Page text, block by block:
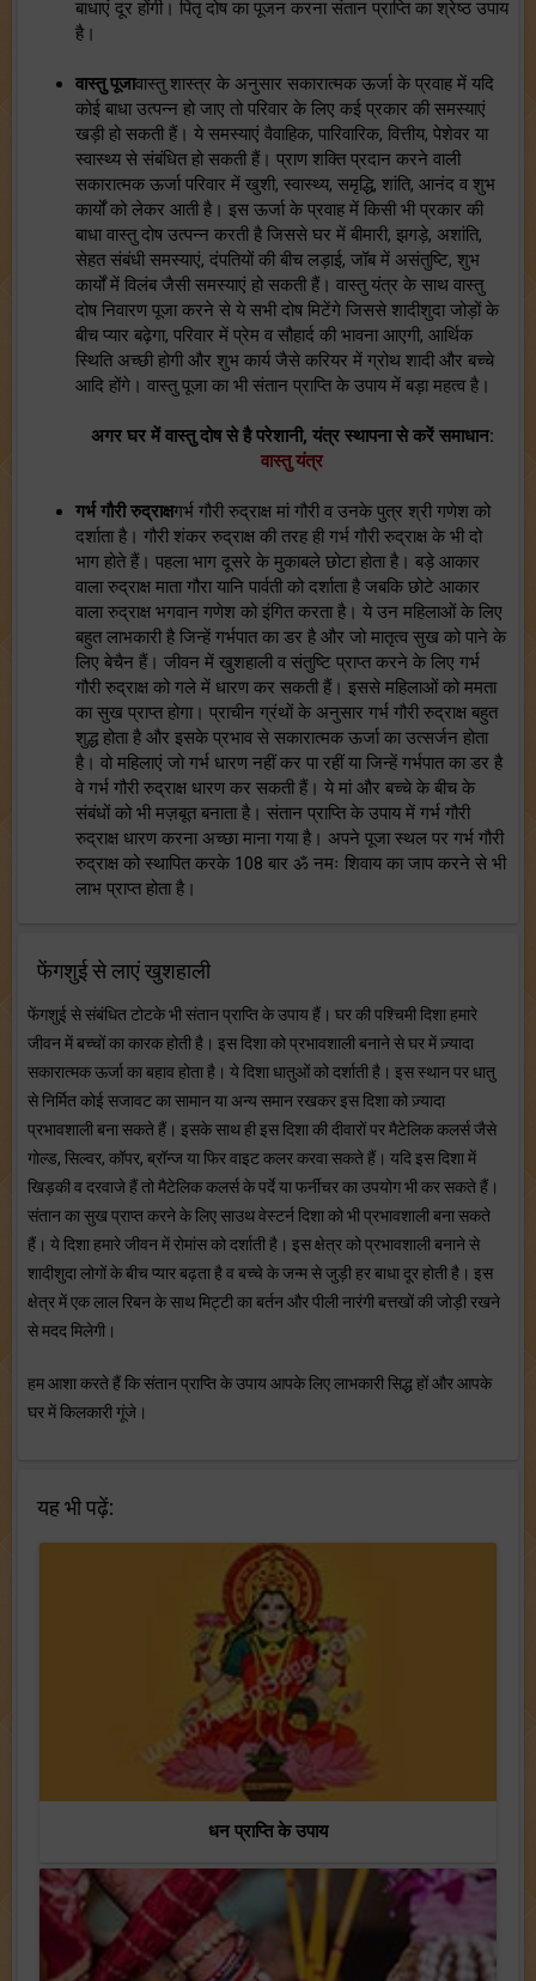
बाधाएं दूर होंगी। पितृ दोष का पूजन करना संतान प्राप्ति का श्रेष्ठ उपाय
है।
वास्तु पूजावास्तु शास्त्र के अनुसार सकारात्मक ऊर्जा के प्रवाह में यदि
कोई बाधा उत्पन्न हो जाए तो परिवार के लिए कई प्रकार की समस्याएं
खड़ी हो सकती हैं। ये समस्याएं वैवाहिक, पारिवारिक, वित्तीय, पेशेवर या
स्वास्थ्य से संबंधित हो सकती हैं। प्राण शक्ति प्रदान करने वाली
सकारात्मक ऊर्जा परिवार में खुशी, स्वास्थ्य, समृद्धि, शांति, आनंद व शुभ
कार्यों को लेकर आती है। इस ऊर्जा के प्रवाह में किसी भी प्रकार की
बाधा वास्तु दोष उत्पन्न करती है जिससे घर में बीमारी, झगड़े, अशांति,
सेहत संबंधी समस्याएं, दंपतियों की बीच लड़ाई, जॉब में असंतुष्टि, शुभ
कार्यों में विलंब जैसी समस्याएं हो सकती हैं। वास्तु यंत्र के साथ वास्तु
दोष निवारण पूजा करने से ये सभी दोष मिटेंगे जिससे शादीशुदा जोड़ों के
बीच प्यार बढ़ेगा, परिवार में प्रेम व सौहार्द की भावना आएगी, आर्थिक
स्थिति अच्छी होगी और शुभ कार्य जैसे करियर में ग्रोथ शादी और बच्चे
आदि होंगे। वास्तु पूजा का भी संतान प्राप्ति के उपाय में बड़ा महत्व है।
अगर घर में वास्तु दोष से है परेशानी, यंत्र स्थापना से करें समाधान:
वास्तु यंत्र
गर्भ गौरी रुद्राक्षगर्भ गौरी रुद्राक्ष मां गौरी व उनके पुत्र श्री गणेश को
दर्शाता है। गौरी शंकर रुद्राक्ष की तरह ही गर्भ गौरी रुद्राक्ष के भी दो
भाग होते हैं। पहला भाग दूसरे के मुकाबले छोटा होता है। बड़े आकार
वाला रुद्राक्ष माता गौरा यानि पार्वती को दर्शाता है जबकि छोटे आकार
वाला रुद्राक्ष भगवान गणेश को इंगित करता है। ये उन महिलाओं के लिए
बहुत लाभकारी है जिन्हें गर्भपात का डर है और जो मातृत्व सुख को पाने के
लिए बेचैन हैं। जीवन में खुशहाली व संतुष्टि प्राप्त करने के लिए गर्भ
गौरी रुद्राक्ष को गले में धारण कर सकती हैं। इससे महिलाओं को ममता
का सुख प्राप्त होगा। प्राचीन ग्रंथों के अनुसार गर्भ गौरी रुद्राक्ष बहुत
शुद्ध होता है और इसके प्रभाव से सकारात्मक ऊर्जा का उत्सर्जन होता
है। वो महिलाएं जो गर्भ धारण नहीं कर पा रहीं या जिन्हें गर्भपात का डर है
वे गर्भ गौरी रुद्राक्ष धारण कर सकती हैं। ये मां और बच्चे के बीच के
संबंधों को भी मज़बूत बनाता है। संतान प्राप्ति के उपाय में गर्भ गौरी
रुद्राक्ष धारण करना अच्छा माना गया है। अपने पूजा स्थल पर गर्भ गौरी
रुद्राक्ष को स्थापित करके 108 बार ॐ नमः शिवाय का जाप करने से भी
लाभ प्राप्त होता है।
फेंगशुई से लाएं खुशहाली
फेंगशुई से संबंधित टोटके भी संतान प्राप्ति के उपाय हैं। घर की पश्चिमी दिशा हमारे
जीवन में बच्चों का कारक होती है। इस दिशा को प्रभावशाली बनाने से घर में ज़्यादा
सकारात्मक ऊर्जा का बहाव होता है। ये दिशा धातुओं को दर्शाती है। इस स्थान पर धातु
से निर्मित कोई सजावट का सामान या अन्य समान रखकर इस दिशा को ज़्यादा
प्रभावशाली बना सकते हैं। इसके साथ ही इस दिशा की दीवारों पर मैटेलिक कलर्स जैसे
गोल्ड, सिल्वर, कॉपर, ब्रॉन्ज या फिर वाइट कलर करवा सकते हैं। यदि इस दिशा में
खिड़की व दरवाजे हैं तो मैटेलिक कलर्स के पर्दे या फर्नीचर का उपयोग भी कर सकते हैं।
संतान का सुख प्राप्त करने के लिए साउथ वेस्टर्न दिशा को भी प्रभावशाली बना सकते
हैं। ये दिशा हमारे जीवन में रोमांस को दर्शाती है। इस क्षेत्र को प्रभावशाली बनाने से
शादीशुदा लोगों के बीच प्यार बढ़ता है व बच्चे के जन्म से जुड़ी हर बाधा दूर होती है। इस
क्षेत्र में एक लाल रिबन के साथ मिट्टी का बर्तन और पीली नारंगी बत्तखों की जोड़ी रखने
से मदद मिलेगी।
हम आशा करते हैं कि संतान प्राप्ति के उपाय आपके लिए लाभकारी सिद्ध हों और आपके
घर में किलकारी गूंजे।
यह भी पढ़ें:
धन प्राप्ति के उपाय